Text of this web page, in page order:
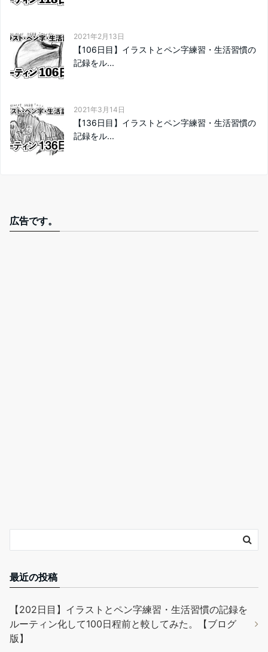
2021年2月13日
【106日目】イラストとペン字練習・生活習慣の
記録をル...
2021年3月14日
【136日目】イラストとペン字練習・生活習慣の
記録をル...
広告です。
最近の投稿
【202日目】イラストとペン字練習・生活習慣の記録を
ルーティン化して100日程前と較してみた。【ブログ
版】